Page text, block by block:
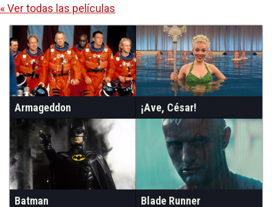
« Ver todas las películas
Armageddon ¡Ave, César!
Batman Blade Runner